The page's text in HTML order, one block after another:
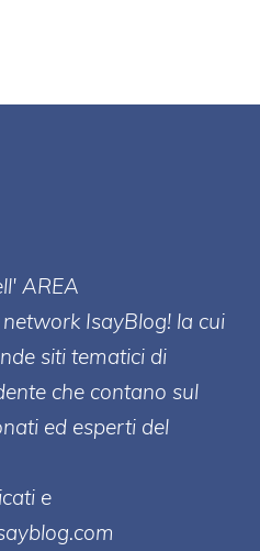
AREA
network IsayBlog! la cui
siti tematici di
che contano sul
ed esperti del
e